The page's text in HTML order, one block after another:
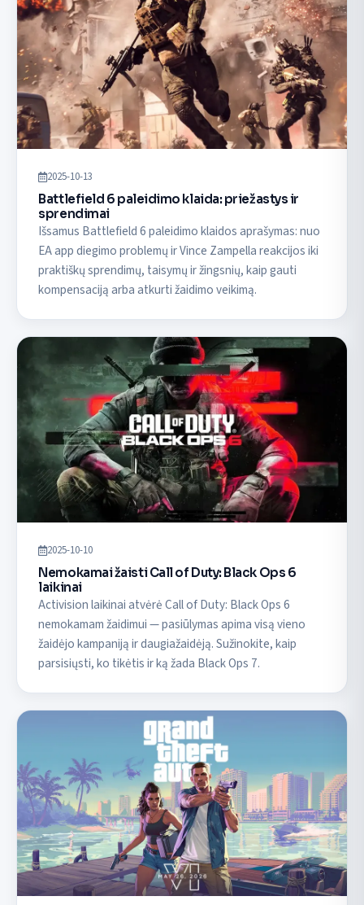
2025-10-13
Battlefield 6 paleidimo klaida: priežastys ir
sprendimai
Išsamus Battlefield 6 paleidimo klaidos aprašymas: nuo
EA app diegimo problemų ir Vince Zampella reakcijos iki
praktiškų sprendimų, taisymų ir žingsnių, kaip gauti
kompensaciją arba atkurti žaidimo veikimą.
2025-10-10
Nemokamai žaisti Call of Duty: Black Ops 6
laikinai
Activision laikinai atvėrė Call of Duty: Black Ops 6
nemokamam žaidimui — pasiūlymas apima visą vieno
žaidėjo kampaniją ir daugiažaidėją. Sužinokite, kaip
parsisiųsti, ko tikėtis ir ką žada Black Ops 7.